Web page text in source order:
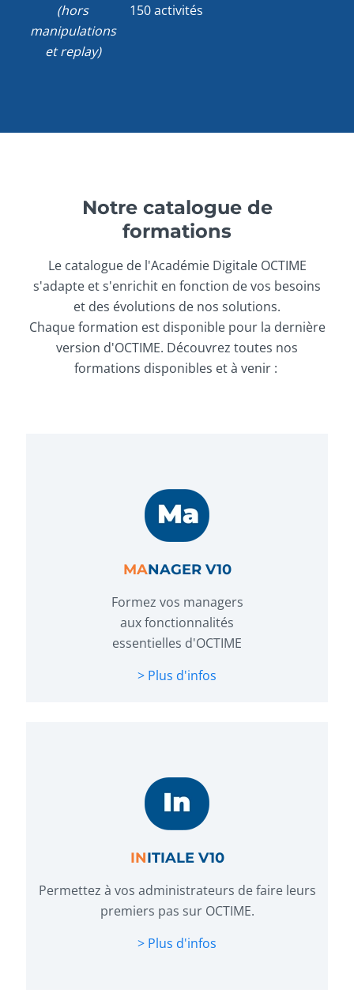
(hors
manipulations
et replay)
150 activités
Notre catalogue de
formations
Le catalogue de l'Académie Digitale OCTIME
s'adapte et s'enrichit en fonction de vos besoins
et des évolutions de nos solutions.
Chaque formation est disponible pour la dernière
version d'OCTIME. Découvrez toutes nos
formations disponibles et à venir :
MANAGER V10
Formez vos managers
aux fonctionnalités
essentielles d'OCTIME
> Plus d'infos
INITIALE V10
Permettez à vos administrateurs de faire leurs
premiers pas sur OCTIME.
> Plus d'infos